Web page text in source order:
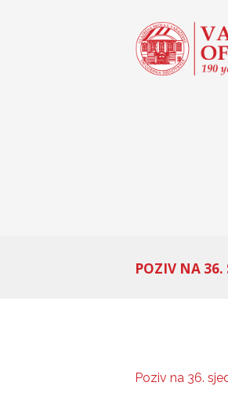
POZIV NA 36.
Poziv na 36.